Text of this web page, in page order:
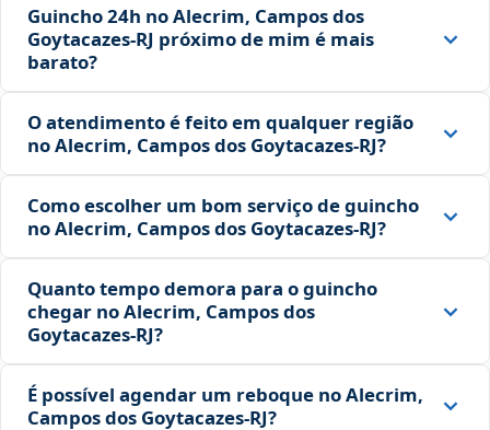
Guincho 24h no Alecrim, Campos dos
Goytacazes‑RJ próximo de mim é mais
barato?
O atendimento é feito em qualquer região
no Alecrim, Campos dos Goytacazes‑RJ?
Como escolher um bom serviço de guincho
no Alecrim, Campos dos Goytacazes‑RJ?
Quanto tempo demora para o guincho
chegar no Alecrim, Campos dos
Goytacazes‑RJ?
É possível agendar um reboque no Alecrim,
Campos dos Goytacazes‑RJ?